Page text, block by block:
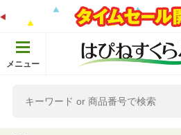
メニュー